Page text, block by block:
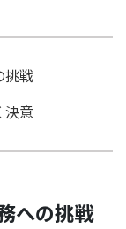
挑戦
決意
への挑戦